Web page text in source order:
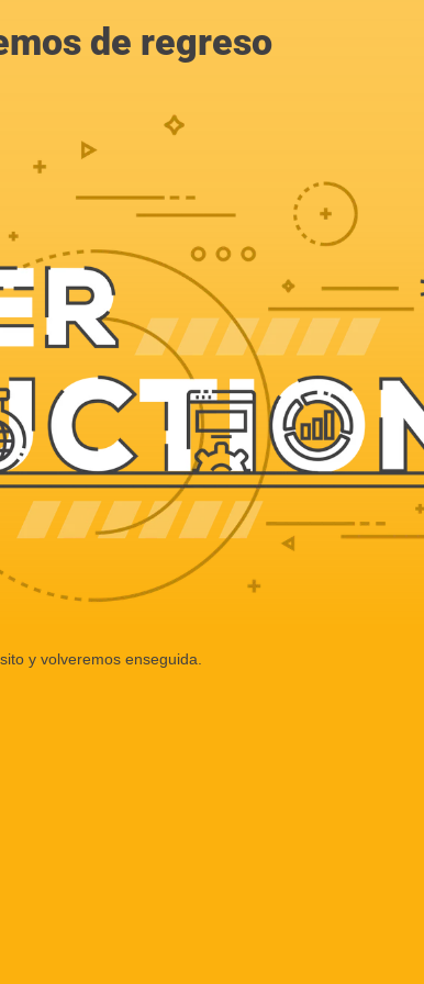
de regreso
y volveremos enseguida.